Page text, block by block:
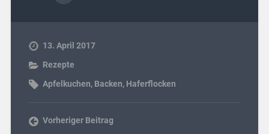
13. April 2017
Rezepte
Apfelkuchen, Backen, Haferflocken
Vorheriger Beitrag